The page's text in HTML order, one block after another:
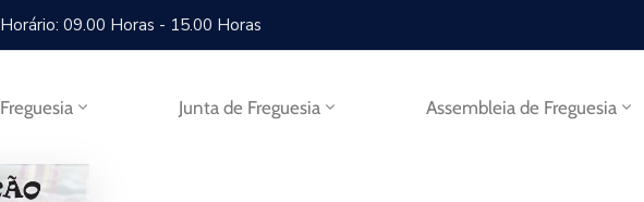
Horário: 09.00 Horas - 15.00 Horas
Freguesia Junta de Freguesia Assembleia de Freguesia